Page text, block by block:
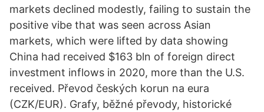
markets declined modestly, failing to sustain the
positive vibe that was seen across Asian
markets, which were lifted by data showing
China had received $163 bln of foreign direct
investment inflows in 2020, more than the U.S.
received. Převod českých korun na eura
(CZK/EUR). Grafy, běžné převody, historické